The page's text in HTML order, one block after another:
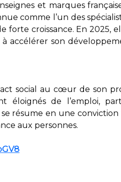
et marques
comme l’un des
forte croissance. En 2025,
à accélérer son
social au cœur de son
éloignés de l’emploi,
se résume en une
aux personnes.